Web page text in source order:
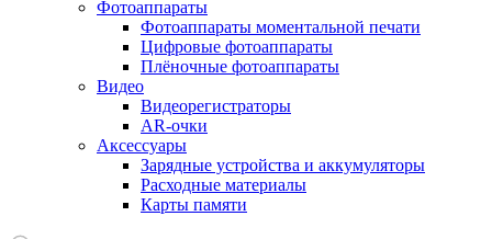
Фотоаппараты
Фотоаппараты моментальной печати
Цифровые фотоаппараты
Плёночные фотоаппараты
Видео
Видеорегистраторы
AR-очки
Аксессуары
Зарядные устройства и аккумуляторы
Расходные материалы
Карты памяти